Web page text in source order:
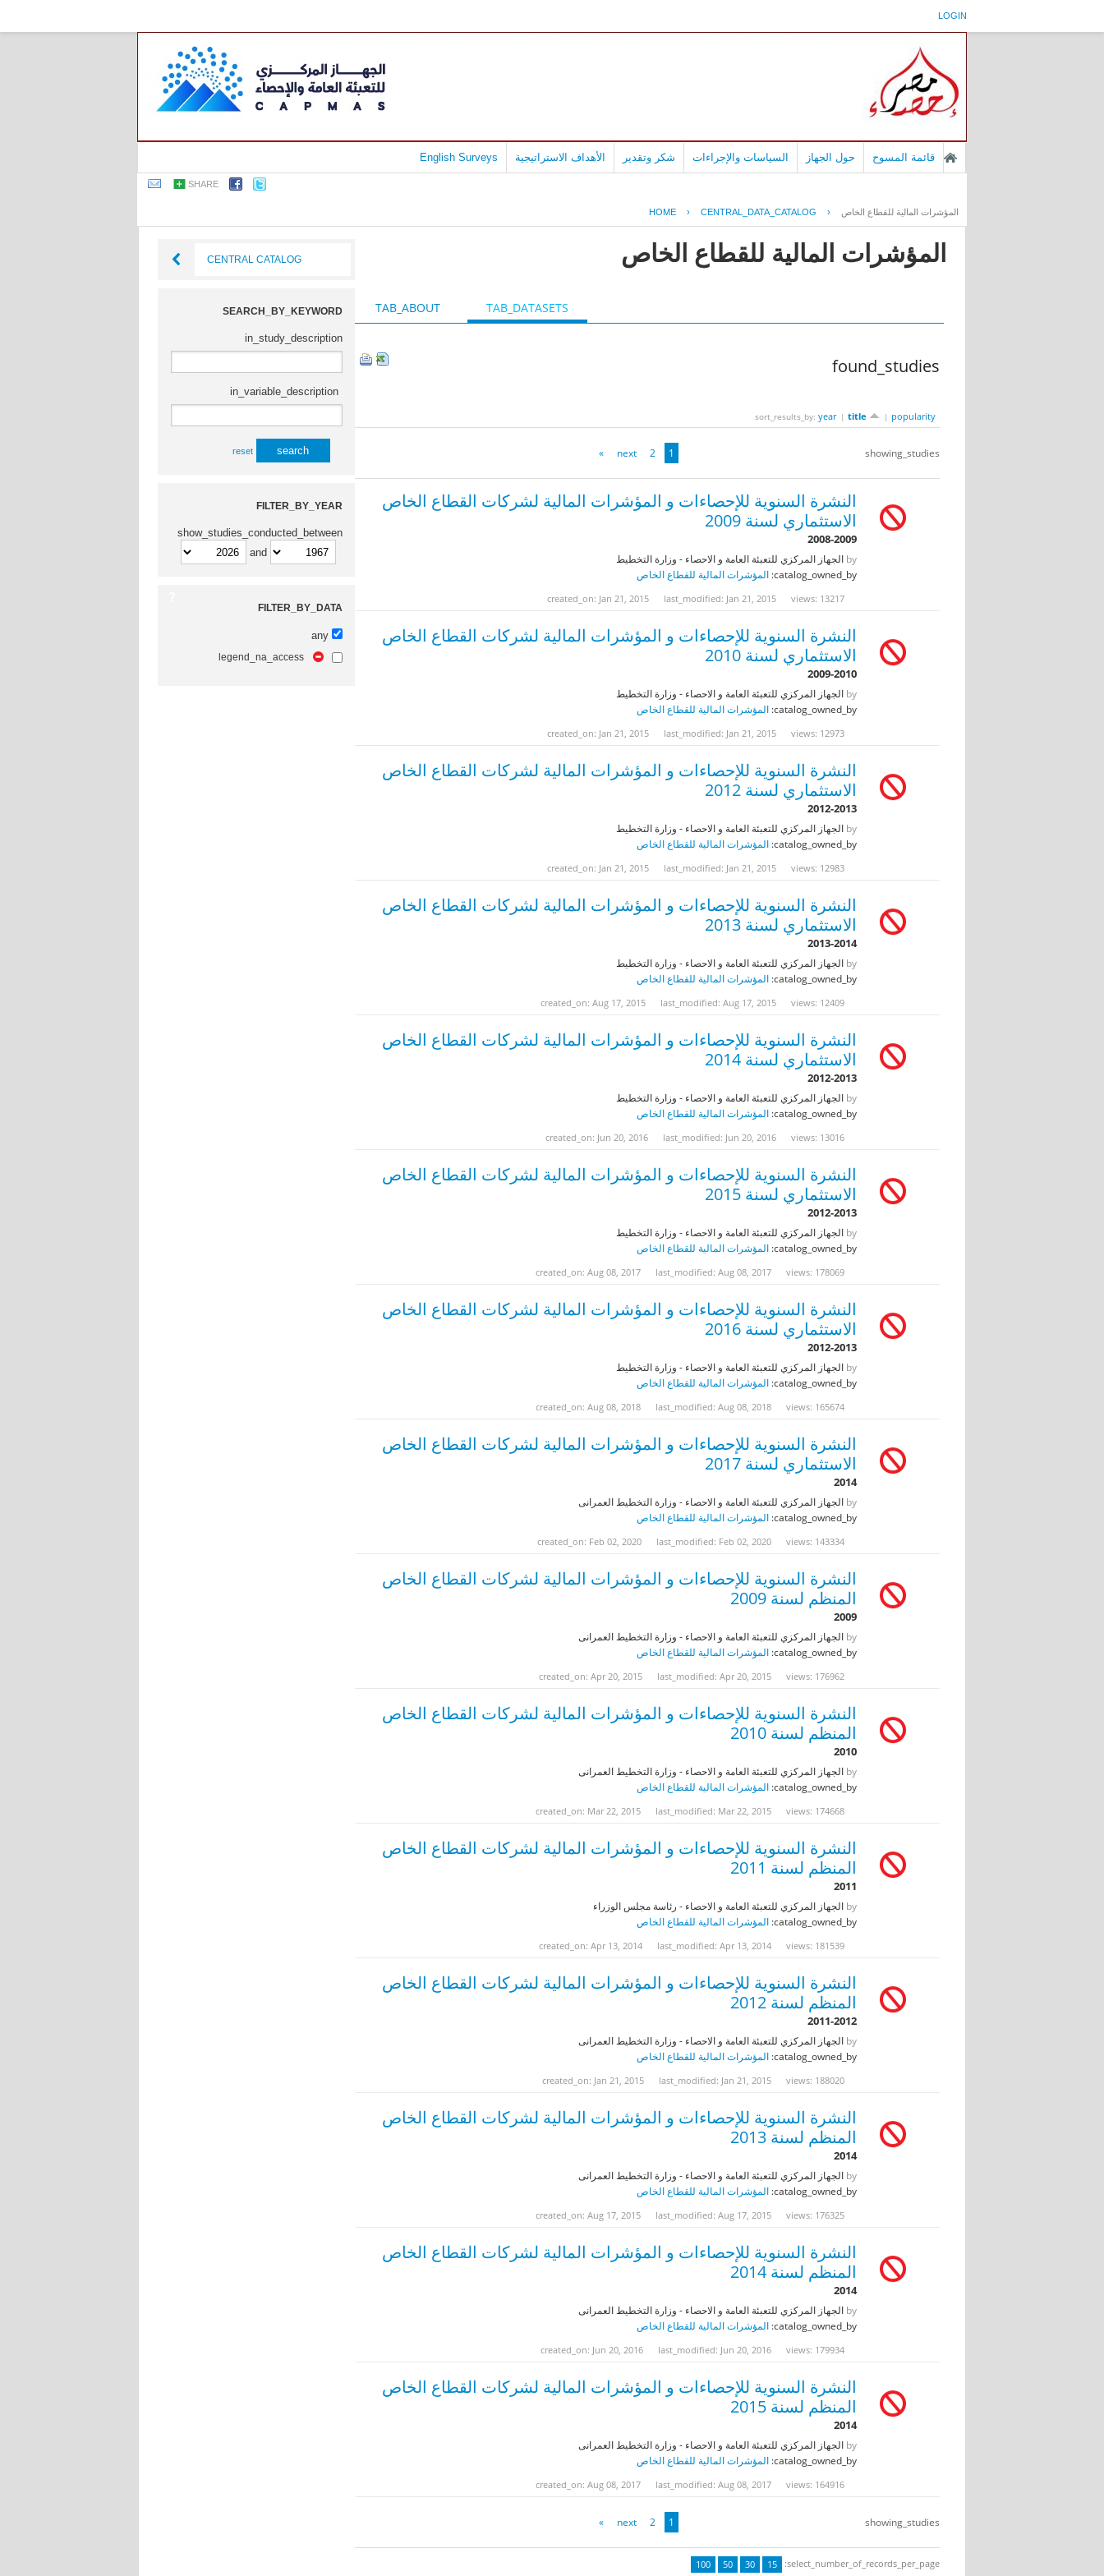
LOGIN
قائمة المسوح حول الجهاز السياسات والإجراءات شكر وتقدير الأهداف الاستراتيجية English Surveys
SHARE
HOME › CENTRAL_DATA_CATALOG › المؤشرات المالية للقطاع الخاص
المؤشرات المالية للقطاع الخاص
TAB_ABOUT TAB_DATASETS
found_studies
sort_results_by:year |title | popularity
showing_studies
1
2
next
»
النشرة السنوية للإحصاءات و المؤشرات المالية لشركات القطاع الخاص
الاستثماري لسنة 2009
2008-2009
by الجهاز المركزي للتعبئة العامة و الاحصاء - وزارة التخطيط
catalog_owned_by: المؤشرات المالية للقطاع الخاص
created_on: Jan 21, 2015 last_modified: Jan 21, 2015 views: 13217
النشرة السنوية للإحصاءات و المؤشرات المالية لشركات القطاع الخاص
الاستثماري لسنة 2010
2009-2010
by الجهاز المركزي للتعبئة العامة و الاحصاء - وزارة التخطيط
catalog_owned_by: المؤشرات المالية للقطاع الخاص
created_on: Jan 21, 2015 last_modified: Jan 21, 2015 views: 12973
النشرة السنوية للإحصاءات و المؤشرات المالية لشركات القطاع الخاص
الاستثماري لسنة 2012
2012-2013
by الجهاز المركزي للتعبئة العامة و الاحصاء - وزارة التخطيط
catalog_owned_by: المؤشرات المالية للقطاع الخاص
created_on: Jan 21, 2015 last_modified: Jan 21, 2015 views: 12983
النشرة السنوية للإحصاءات و المؤشرات المالية لشركات القطاع الخاص
الاستثماري لسنة 2013
2013-2014
by الجهاز المركزي للتعبئة العامة و الاحصاء - وزارة التخطيط
catalog_owned_by: المؤشرات المالية للقطاع الخاص
created_on: Aug 17, 2015 last_modified: Aug 17, 2015 views: 12409
النشرة السنوية للإحصاءات و المؤشرات المالية لشركات القطاع الخاص
الاستثماري لسنة 2014
2012-2013
by الجهاز المركزي للتعبئة العامة و الاحصاء - وزارة التخطيط
catalog_owned_by: المؤشرات المالية للقطاع الخاص
created_on: Jun 20, 2016 last_modified: Jun 20, 2016 views: 13016
النشرة السنوية للإحصاءات و المؤشرات المالية لشركات القطاع الخاص
الاستثماري لسنة 2015
2012-2013
by الجهاز المركزي للتعبئة العامة و الاحصاء - وزارة التخطيط
catalog_owned_by: المؤشرات المالية للقطاع الخاص
created_on: Aug 08, 2017 last_modified: Aug 08, 2017 views: 178069
النشرة السنوية للإحصاءات و المؤشرات المالية لشركات القطاع الخاص
الاستثماري لسنة 2016
2012-2013
by الجهاز المركزي للتعبئة العامة و الاحصاء - وزارة التخطيط
catalog_owned_by: المؤشرات المالية للقطاع الخاص
created_on: Aug 08, 2018 last_modified: Aug 08, 2018 views: 165674
النشرة السنوية للإحصاءات و المؤشرات المالية لشركات القطاع الخاص
الاستثماري لسنة 2017
2014
by الجهاز المركزي للتعبئة العامة و الاحصاء - وزارة التخطيط العمرانى
catalog_owned_by: المؤشرات المالية للقطاع الخاص
created_on: Feb 02, 2020 last_modified: Feb 02, 2020 views: 143334
النشرة السنوية للإحصاءات و المؤشرات المالية لشركات القطاع الخاص
المنظم لسنة 2009
2009
by الجهاز المركزي للتعبئة العامة و الاحصاء - وزارة التخطيط العمرانى
catalog_owned_by: المؤشرات المالية للقطاع الخاص
created_on: Apr 20, 2015 last_modified: Apr 20, 2015 views: 176962
النشرة السنوية للإحصاءات و المؤشرات المالية لشركات القطاع الخاص
المنظم لسنة 2010
2010
by الجهاز المركزي للتعبئة العامة و الاحصاء - وزارة التخطيط العمرانى
catalog_owned_by: المؤشرات المالية للقطاع الخاص
created_on: Mar 22, 2015 last_modified: Mar 22, 2015 views: 174668
النشرة السنوية للإحصاءات و المؤشرات المالية لشركات القطاع الخاص
المنظم لسنة 2011
2011
by الجهاز المركزي للتعبئة العامة و الاحصاء - رئاسة مجلس الوزراء
catalog_owned_by: المؤشرات المالية للقطاع الخاص
created_on: Apr 13, 2014 last_modified: Apr 13, 2014 views: 181539
النشرة السنوية للإحصاءات و المؤشرات المالية لشركات القطاع الخاص
المنظم لسنة 2012
2011-2012
by الجهاز المركزي للتعبئة العامة و الاحصاء - وزارة التخطيط العمرانى
catalog_owned_by: المؤشرات المالية للقطاع الخاص
created_on: Jan 21, 2015 last_modified: Jan 21, 2015 views: 188020
النشرة السنوية للإحصاءات و المؤشرات المالية لشركات القطاع الخاص
المنظم لسنة 2013
2014
by الجهاز المركزي للتعبئة العامة و الاحصاء - وزارة التخطيط العمرانى
catalog_owned_by: المؤشرات المالية للقطاع الخاص
created_on: Aug 17, 2015 last_modified: Aug 17, 2015 views: 176325
النشرة السنوية للإحصاءات و المؤشرات المالية لشركات القطاع الخاص
المنظم لسنة 2014
2014
by الجهاز المركزي للتعبئة العامة و الاحصاء - وزارة التخطيط العمرانى
catalog_owned_by: المؤشرات المالية للقطاع الخاص
created_on: Jun 20, 2016 last_modified: Jun 20, 2016 views: 179934
النشرة السنوية للإحصاءات و المؤشرات المالية لشركات القطاع الخاص
المنظم لسنة 2015
2014
by الجهاز المركزي للتعبئة العامة و الاحصاء - وزارة التخطيط العمرانى
catalog_owned_by: المؤشرات المالية للقطاع الخاص
created_on: Aug 08, 2017 last_modified: Aug 08, 2017 views: 164916
showing_studies
1
2
next
»
select_number_of_records_per_page:
15
30
50
100
CENTRAL CATALOG
SEARCH_BY_KEYWORD
in_study_description
in_variable_description
reset
FILTER_BY_YEAR
show_studies_conducted_between
and
FILTER_BY_DATA
any
legend_na_access